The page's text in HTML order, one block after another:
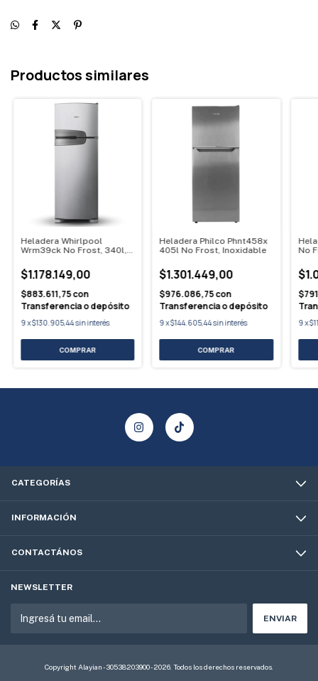
Productos similares
Heladera Whirlpool
Wrm39ck No Frost, 340l,
$1.178.149,00
$883.611,75con
Transferencia o depósito
9x$130.905,44sin interés
Heladera Philco Phnt458x
405l No Frost, Inoxidable
$1.301.449,00
$976.086,75con
Transferencia o depósito
9x$144.605,44sin interés
No
9x
CATEGORÍAS
INFORMACIÓN
CONTACTÁNOS
NEWSLETTER
Copyright Alayian - 30538203900 - 2026. Todos los derechos reservados.